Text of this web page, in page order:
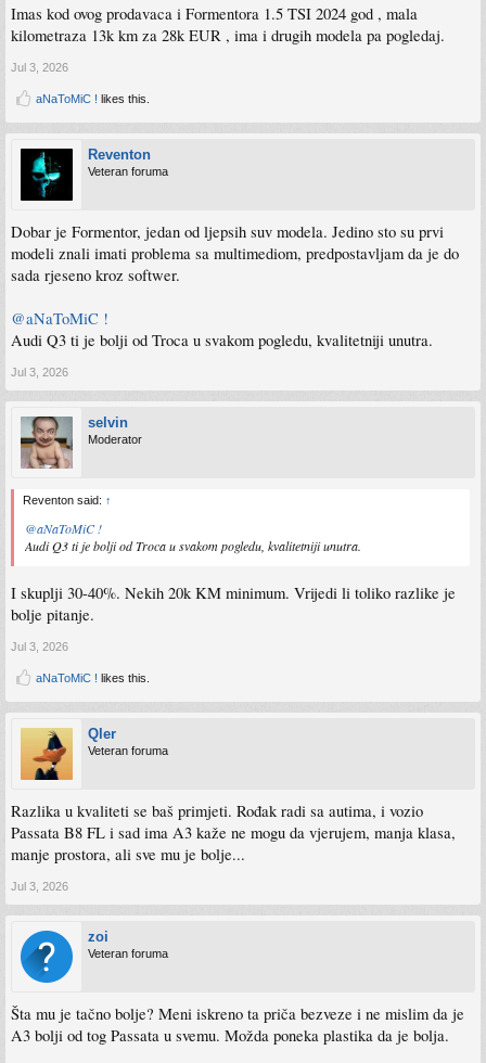
Imas kod ovog prodavaca i Formentora 1.5 TSI 2024 god , mala
kilometraza 13k km za 28k EUR , ima i drugih modela pa pogledaj.
Jul 3, 2026
aNaToMiC ! likes this.
Reventon
Veteran foruma
Dobar je Formentor, jedan od ljepsih suv modela. Jedino sto su prvi
modeli znali imati problema sa multimediom, predpostavljam da je do
sada rjeseno kroz softwer.
@aNaToMiC !
Audi Q3 ti je bolji od Troca u svakom pogledu, kvalitetniji unutra.
Jul 3, 2026
selvin
Moderator
Reventon said: ↑
@aNaToMiC !
Audi Q3 ti je bolji od Troca u svakom pogledu, kvalitetniji unutra.
I skuplji 30-40%. Nekih 20k KM minimum. Vrijedi li toliko razlike je
bolje pitanje.
Jul 3, 2026
aNaToMiC ! likes this.
Qler
Veteran foruma
Razlika u kvaliteti se baš primjeti. Rođak radi sa autima, i vozio
Passata B8 FL i sad ima A3 kaže ne mogu da vjerujem, manja klasa,
manje prostora, ali sve mu je bolje...
Jul 3, 2026
zoi
Veteran foruma
Šta mu je tačno bolje? Meni iskreno ta priča bezveze i ne mislim da je
A3 bolji od tog Passata u svemu. Možda poneka plastika da je bolja.